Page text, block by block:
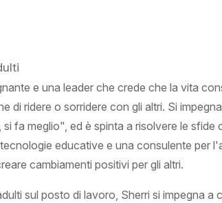
e una leader che crede che la vita
di ridere o sorridere con gli altri. Si
fa meglio", ed è spinta a risolvere le sfide
educative e una consulente per
cambiamenti positivi per gli altri.
sul posto di lavoro, Sherri si impegna a